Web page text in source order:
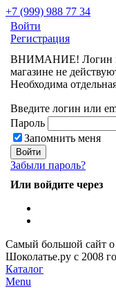
+7 (999) 988 77 34
Войти
Регистрация
ВНИМАНИЕ! Логин и
магазине не
Необходима
Введите логин или
Пароль
Запомнить меня
Забыли пароль?
Или войдите через
Самый большой сайт о
Шоколатье.ру с 2008
Каталог
Menu